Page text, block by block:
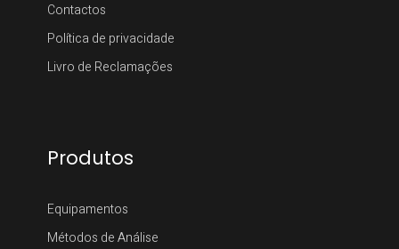
Contactos
Política de privacidade
Livro de Reclamações
Produtos
Equipamentos
Métodos de Análise